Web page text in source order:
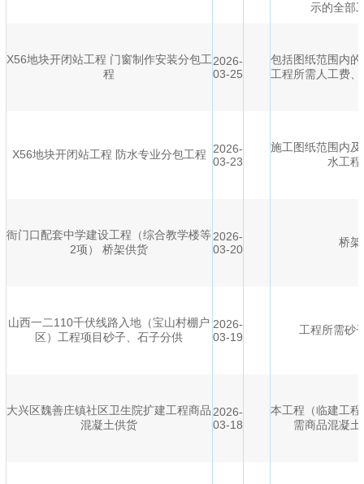
示的全部
X56地块开闭站工程 门窗制作安装分包工
程
2026-
03-25
包括图纸范围内
工程所需人工费
X56地块开闭站工程 防水专业分包工程
2026-
03-23
施工图纸范围内
水工
衙门口配套中学建设工程（综合教学楼等
2项） 桥架供货
2026-
03-20
桥架
山西一二110千伏线路入地（宝山村棚户
区）工程项目砂子、石子分供
2026-
03-19
工程所需砂
大兴区魏善庄镇社区卫生院扩建工程商品
混凝土供货
2026-
03-18
本工程（临建工
需商品混凝